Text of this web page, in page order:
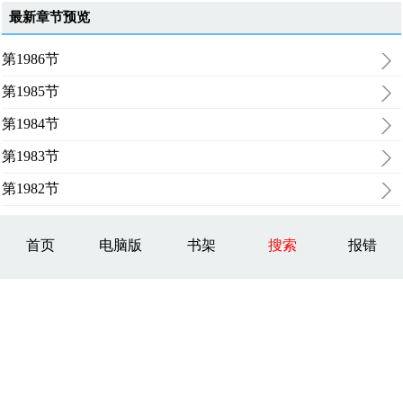
最新章节预览
第1986节
第1985节
第1984节
第1983节
第1982节
首页 电脑版 书架 搜索 报错